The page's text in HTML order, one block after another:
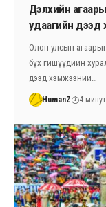
Дэлхийн
удаагийн дээд
Олон улсын
бүх гишүүдийн
дээд хэмжээний…
HumanZ 4